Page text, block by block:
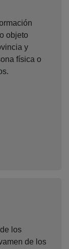
objeto
y
física o
los
de los